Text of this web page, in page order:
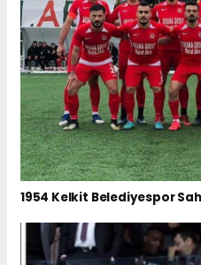
1954 Kelkit Belediyespor